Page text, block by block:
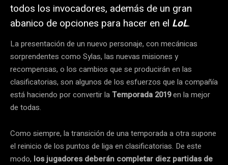
todos los invocadores, además de un gran
abanico de opciones para hacer en el LoL.
La presentación de un nuevo personaje, con mecánicas
sorprendentes como Sylas, las nuevas misiones y
recompensas, o los cambios que se producirán en las
clasificatorias, son algunos de los esfuerzos que la compañía
está haciendo por convertir laTemporada 2019en la mejor
de todas.
Como siempre, la transición de una temporada a otra supone
el reinicio de los puntos de liga en clasificatorias. De este
modo, los jugadores deberán completar diez partidas de